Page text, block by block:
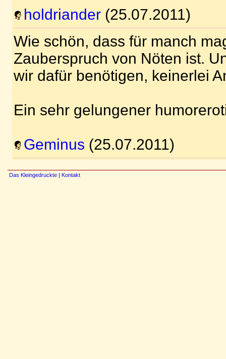
holdriander (25.07.2011)
Wie schön, dass für manch
Zauberspruch von Nöten ist.
wir dafür benötigen, keinerlei
Ein sehr gelungener
Geminus (25.07.2011)
Das Kleingedruckte | Kontakt